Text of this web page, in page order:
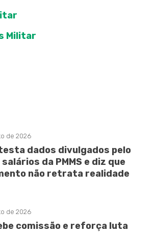
Militar
de 2026
dados divulgados pelo
salários da PMMS e diz que
não retrata realidade
de 2026
comissão e reforça luta